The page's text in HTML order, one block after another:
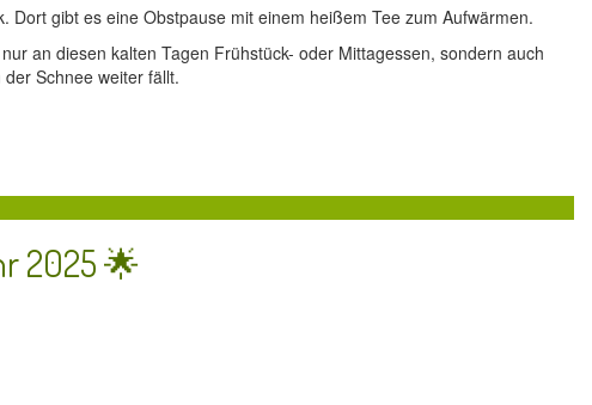
gibt es eine Obstpause mit einem heißem Tee zum Aufwärmen.
an diesen kalten Tagen Frühstück- oder Mittagessen, sondern auch
Schnee weiter fällt.
2025 🌟